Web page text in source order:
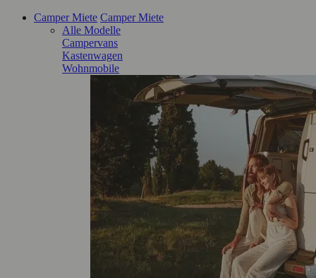
Camper Miete Camper Miete
Alle Modelle
Campervans
Kastenwagen
Wohnmobile